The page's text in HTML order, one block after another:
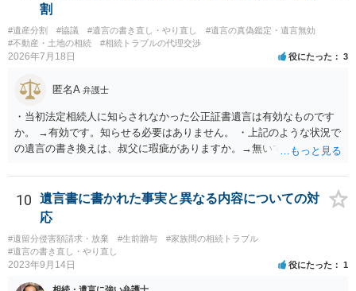
割
#遺産分割 #協議 #遺言の書き直し・やり直し
#遺言の真偽鑑定・遺言無効
#不動産・土地の相続
#相続トラブルの代理交渉
2026年7月18日 役にたった 3
匿名A 弁護士
・当初法定相続人に知らされなかった公正証書遺言は有効なものです
か。 →有効です。知らせる必要はありません。 ・上記のような状況で
の遺言の書き換えは、叔父に瑕疵がありますか。→無いです。 ・分割
ますか。 →本人が自由に決められますので、どこが妥当とは言えない
です。客観的な基準もありません。 ・できれば穏やかに、分割を拒否
することはできますか。 →分割を拒否するということは、遺産はいら
ないということでしょうか。遺言で、受取を指定されててもいらない
と拒否することはできます。理由を説明する必要はありません。
10
遺言書に書かれた事実と異なる内容についての対
応
#遺留分侵害額請求・放棄 #生前贈与
#家族間の相続トラブル
#遺言の書き直し・やり直し
2023年9月14日 役にたった 1